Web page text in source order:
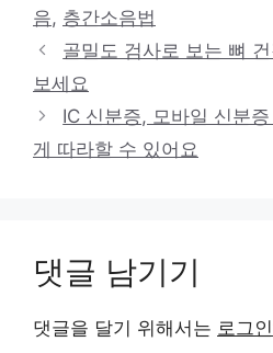
음, 층간소음법
골밀도 검사로 보는 뼈
보세요
IC 신분증, 모바일 신분
게 따라할 수 있어요
댓글 남기기
댓글을 달기 위해서는 로그인